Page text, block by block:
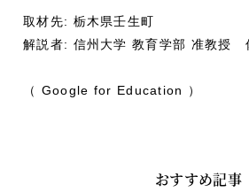
取材先: 栃木県壬生町
解説者: 信州大学 教育学部 准教授
（ Google for Education ）
おすすめ記事